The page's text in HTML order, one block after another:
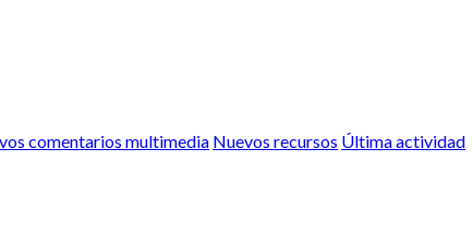
comentarios multimedia Nuevos recursos Última actividad